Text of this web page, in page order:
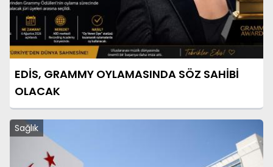
EDİS, GRAMMY OYLAMASINDA SÖZ SAHİBİ
OLACAK
Sağlık